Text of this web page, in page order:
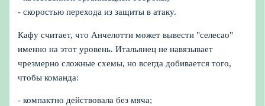
- скоростью перехода из защиты в атаку.
Кафу считает, что Анчелотти может вывести "селесао"
именно на этот уровень. Итальянец не навязывает
чрезмерно сложные схемы, но всегда добивается того,
чтобы команда:
- компактно действовала без мяча;